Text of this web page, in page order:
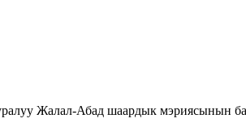
Жалал-Абад шаардык мэриясынын